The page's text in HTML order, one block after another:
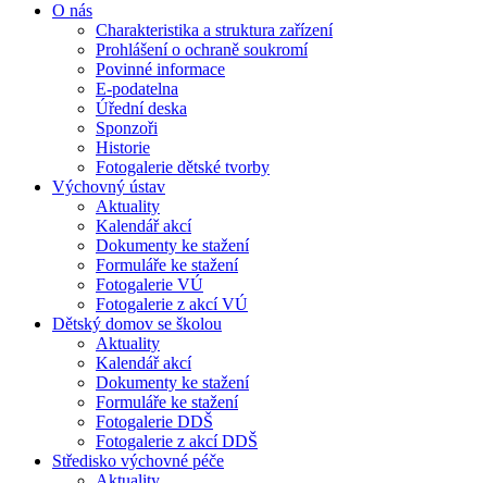
O nás
Charakteristika a struktura zařízení
Prohlášení o ochraně soukromí
Povinné informace
E-podatelna
Úřední deska
Sponzoři
Historie
Fotogalerie dětské tvorby
Výchovný ústav
Aktuality
Kalendář akcí
Dokumenty ke stažení
Formuláře ke stažení
Fotogalerie VÚ
Fotogalerie z akcí VÚ
Dětský domov se školou
Aktuality
Kalendář akcí
Dokumenty ke stažení
Formuláře ke stažení
Fotogalerie DDŠ
Fotogalerie z akcí DDŠ
Středisko výchovné péče